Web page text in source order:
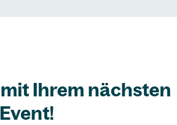
Ihrem nächsten
Event!